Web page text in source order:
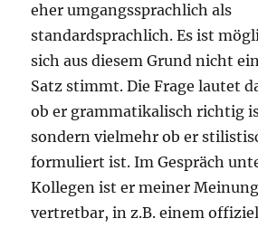
eher umgangssprachlich als
standardsprachlich. Es ist
sich aus diesem Grund nicht
Satz stimmt. Die Frage lautet
ob er grammatikalisch richtig
sondern vielmehr ob er
formuliert ist. Im Gespräch
Kollegen ist er meiner
vertretbar, in z.B. einem